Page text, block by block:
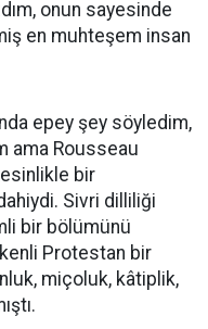
onun sayesinde
en muhteşem insan
epey şey söyledim,
ama Rousseau
bir
Sivri dilliliği
bir bölümünü
Protestan bir
miçoluk, kâtiplik,